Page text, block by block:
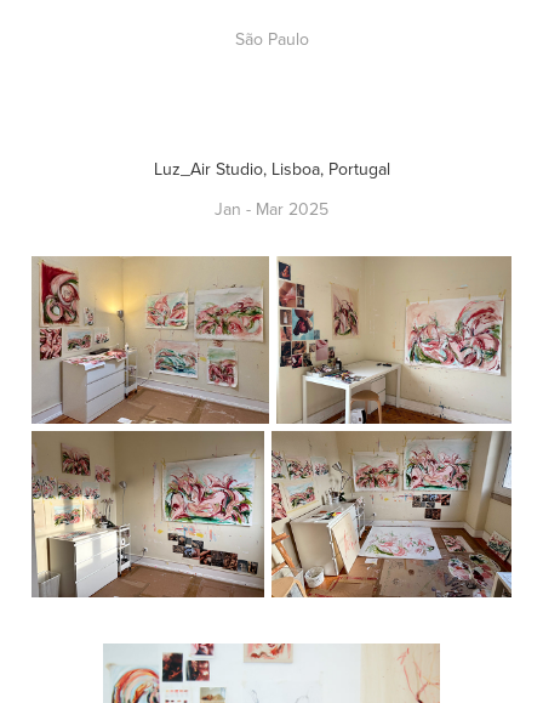
São Paulo
Luz_Air Studio, Lisboa, Portugal
Jan - Mar 2025